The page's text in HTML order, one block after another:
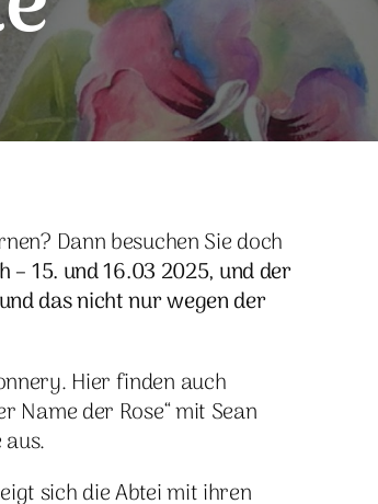
Dann besuchen Sie doch
15. und 16.03 2025, und der
das nicht nur wegen der
Hier finden auch
der Rose“ mit Sean
sich die Abtei mit ihren